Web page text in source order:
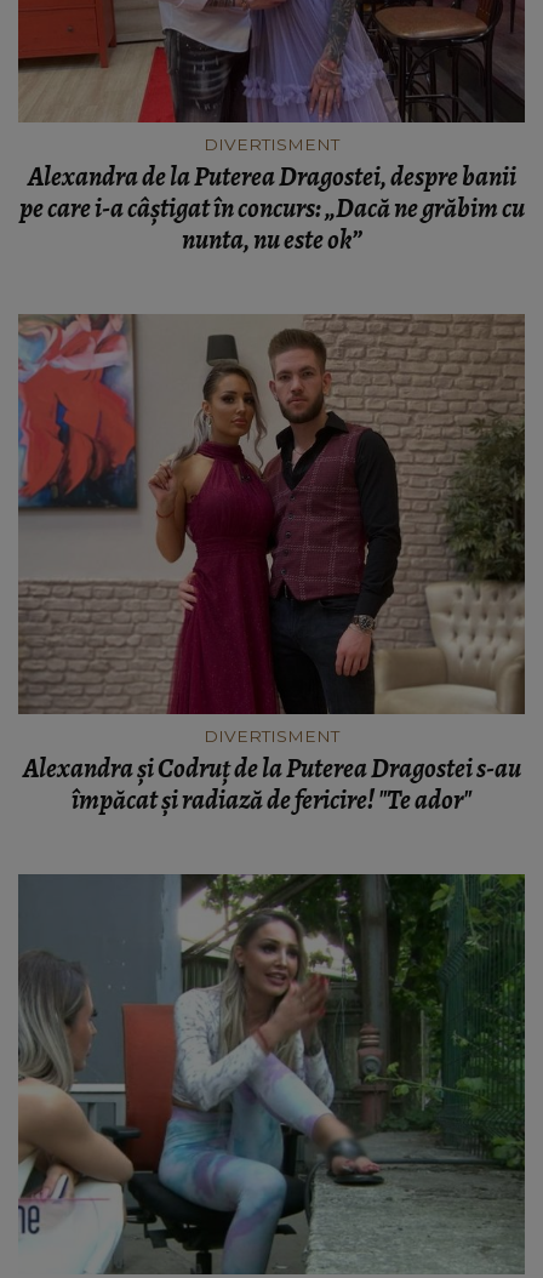
DIVERTISMENT
Alexandra de la Puterea Dragostei, despre banii
pe care i-a câștigat în concurs: „Dacă ne grăbim cu
nunta, nu este ok”
DIVERTISMENT
Alexandra și Codruț de la Puterea Dragostei s-au
împăcat şi radiază de fericire! "Te ador"